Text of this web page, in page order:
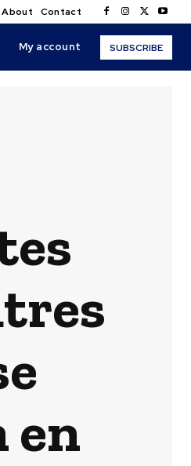
About Contact
My account SUBSCRIBE
en